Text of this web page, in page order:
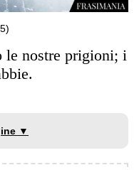
le nostre prigioni; i
▼